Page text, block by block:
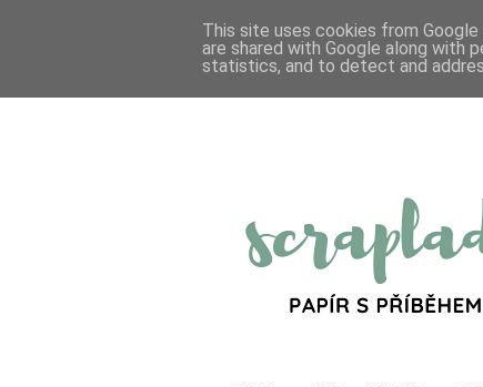
This site uses cookies from
are shared with Google along with
statistics, and to detect and